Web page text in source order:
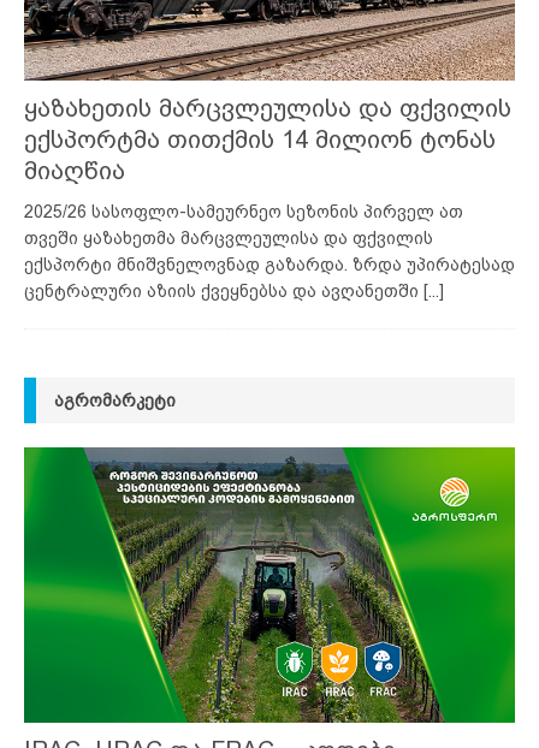
ყაზახეთის მარცვლეულისა და ფქვილის
ექსპორტმა თითქმის 14 მილიონ ტონას
მიაღწია
2025/26 სასოფლო-სამეურნეო სეზონის პირველ ათ
თვეში ყაზახეთმა მარცვლეულისა და ფქვილის
ექსპორტი მნიშვნელოვნად გაზარდა. ზრდა უპირატესად
ცენტრალური აზიის ქვეყნებსა და ავღანეთში [...]
ᲐᲒᲠᲝᲛᲐᲠᲙᲔᲢᲘ